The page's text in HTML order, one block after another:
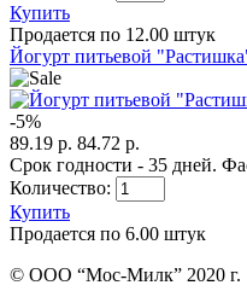
Купить
Продается по 12.00 штук
Йогурт питьевой
-5%
89.19 р. 84.72 р.
Срок годности - 35 дней.
Количество:
Купить
Продается по 6.00 штук
© ООО “Мос-Милк” 2020 г.